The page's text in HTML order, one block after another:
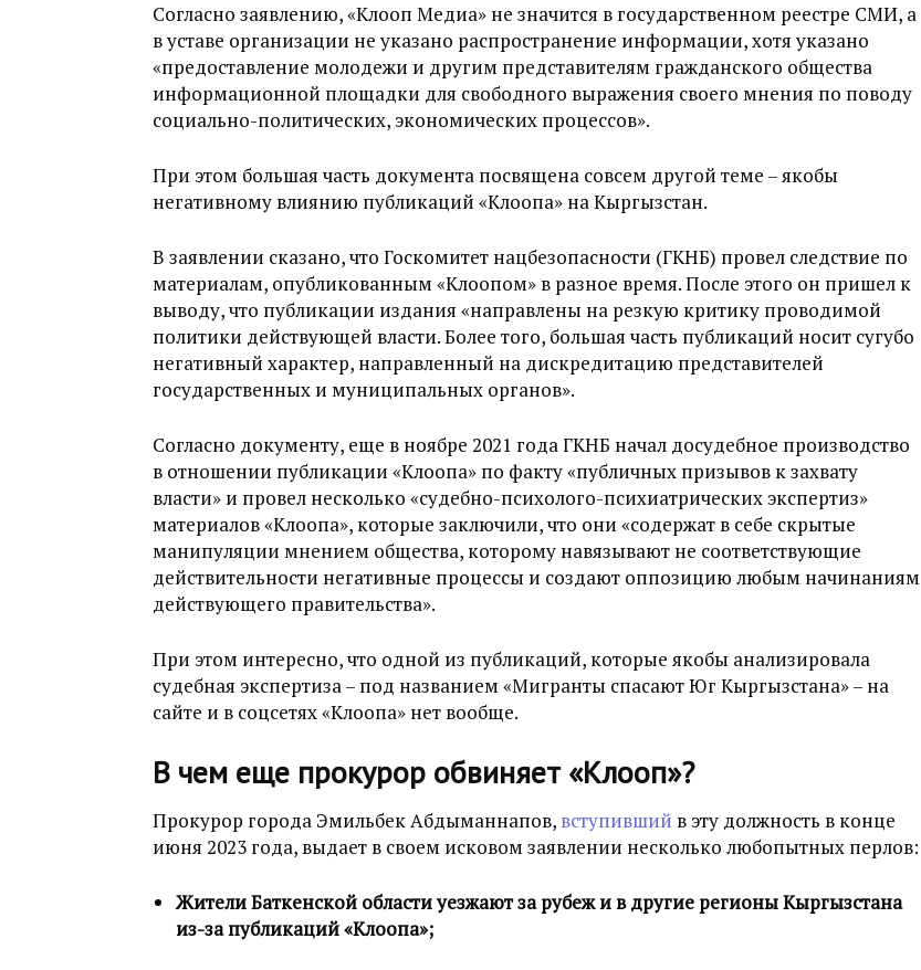
Согласно заявлению, «Клооп Медиа» не значится в государственном реестре СМИ, а
в уставе организации не указано распространение информации, хотя указано
«предоставление молодежи и другим представителям гражданского общества
информационной площадки для свободного выражения своего мнения по поводу
социально-политических, экономических процессов».
При этом большая часть документа посвящена совсем другой теме – якобы
негативному влиянию публикаций «Клоопа» на Кыргызстан.
В заявлении сказано, что Госкомитет нацбезопасности (ГКНБ) провел следствие по
материалам, опубликованным «Клоопом» в разное время. После этого он пришел к
выводу, что публикации издания «направлены на резкую критику проводимой
политики действующей власти. Более того, большая часть публикаций носит сугубо
негативный характер, направленный на дискредитацию представителей
государственных и муниципальных органов».
Согласно документу, еще в ноябре 2021 года ГКНБ начал досудебное производство
в отношении публикации «Клоопа» по факту «публичных призывов к захвату
власти» и провел несколько «судебно-психолого-психиатрических экспертиз»
материалов «Клоопа», которые заключили, что они «содержат в себе скрытые
манипуляции мнением общества, которому навязывают не соответствующие
действительности негативные процессы и создают оппозицию любым начинаниям
действующего правительства».
При этом интересно, что одной из публикаций, которые якобы анализировала
судебная экспертиза – под названием «Мигранты спасают Юг Кыргызстана» – на
сайте и в соцсетях «Клоопа» нет вообще.
В чем еще прокурор обвиняет «Клооп»?
Прокурор города Эмильбек Абдыманнапов, вступивший в эту должность в конце
июня 2023 года, выдает в своем исковом заявлении несколько любопытных перлов:
Жители Баткенской области уезжают за рубеж и в другие регионы Кыргызстана
из-за публикаций «Клоопа»;